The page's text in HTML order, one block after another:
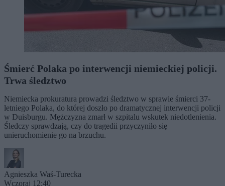
Śmierć Polaka po interwencji niemieckiej policji.
Trwa śledztwo
Niemiecka prokuratura prowadzi śledztwo w sprawie śmierci 37-
letniego Polaka, do której doszło po dramatycznej interwencji policji
w Duisburgu. Mężczyzna zmarł w szpitalu wskutek niedotlenienia.
Śledczy sprawdzają, czy do tragedii przyczyniło się
unieruchomienie go na brzuchu.
Agnieszka Waś-Turecka
Wczoraj 12:40